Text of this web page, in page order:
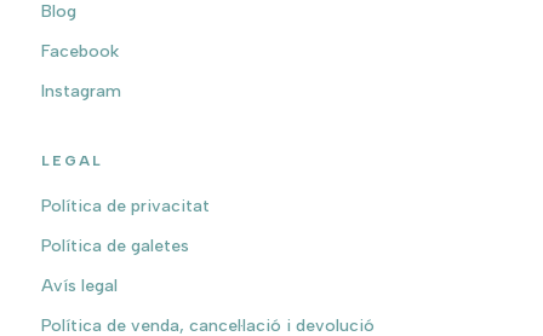
Blog
Facebook
Instagram
LEGAL
Política de privacitat
Política de galetes
Avís legal
Política de venda, cancel·lació i devolució